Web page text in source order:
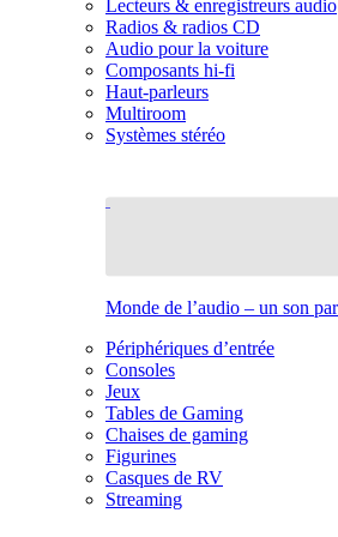
Lecteurs & enregistreurs audio
Radios & radios CD
Audio pour la voiture
Composants hi-fi
Haut-parleurs
Multiroom
Systèmes stéréo
Monde de l’audio – un son
Périphériques d’entrée
Consoles
Jeux
Tables de Gaming
Chaises de gaming
Figurines
Casques de RV
Streaming